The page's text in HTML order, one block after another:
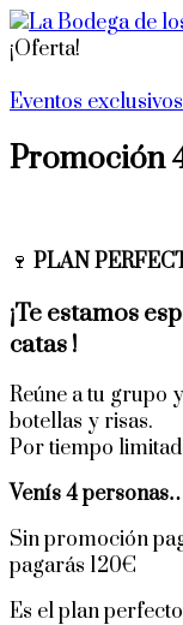
¡Oferta!
Eventos exclusivos
Promoción
🍷 PLAN
¡Te estamos
catas !
Reúne a tu grupo
botellas y risas.
Por tiempo
Venís 4
Sin promoción
pagarás 120€
Es el plan